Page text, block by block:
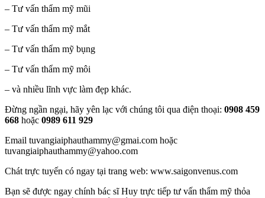
– Tư vấn thẩm mỹ mũi
– Tư vấn thẩm mỹ mắt
– Tư vấn thẩm mỹ bụng
– Tư vấn thẩm mỹ môi
– và nhiều lĩnh vực làm đẹp khác.
Đừng ngần ngại, hãy yên lạc với chúng tôi qua điện thoại: 0908 459
668 hoặc 0989 611 929
Email tuvangiaiphauthammy@gmai.com hoặc
tuvangiaiphauthammy@yahoo.com
Chát trực tuyến có ngay tại trang web: www.saigonvenus.com
Bạn sẽ được ngay chính bác sĩ Huy trực tiếp tư vấn thẩm mỹ thỏa